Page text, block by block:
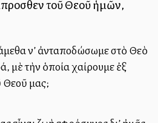
τοῦ Θεοῦ ἡμῶν,
ν’ ἀνταποδώσωμε στὸ Θεὸ
μὲ τὴν ὁποία χαίρουμε ἐξ
Θεοῦ μας;